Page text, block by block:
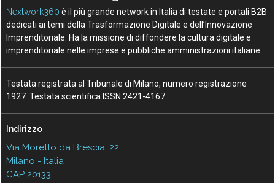
Nextwork360 è il più grande network in Italia di testate e portali B2B
dedicati ai temi della Trasformazione Digitale e dell’Innovazione
Imprenditoriale. Ha la missione di diffondere la cultura digitale e
imprenditoriale nelle imprese e pubbliche amministrazioni italiane.
Testata registrata al Tribunale di Milano, numero registrazione
1927. Testata scientifica ISSN 2421-4167
Indirizzo
Via Moretto da Brescia, 22
Milano - Italia
CAP 20133